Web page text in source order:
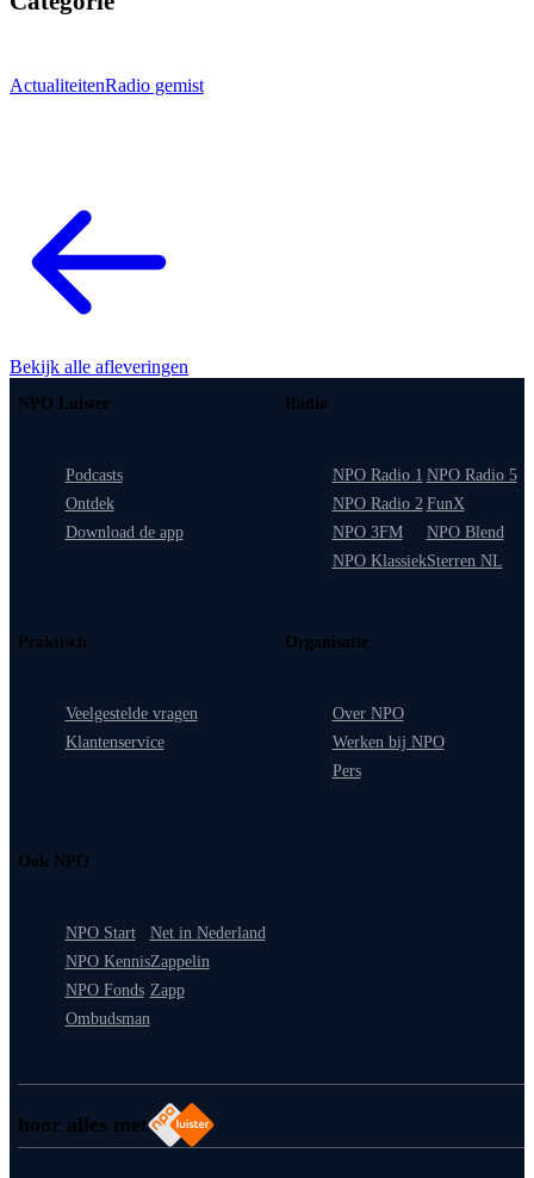
ActualiteitenRadio gemist
Bekijk alle afleveringen
hoor alles met
NPO Luister
Podcasts
Ontdek
Download de app
Radio
NPO Radio 1
NPO Radio 2
NPO 3FM
NPO Klassiek
NPO Radio 5
FunX
NPO Blend
Sterren NL
Praktisch
Veelgestelde vragen
Klantenservice
Organisatie
Over NPO
Werken bij NPO
Pers
Ook NPO
NPO Start
NPO Kennis
NPO Fonds
Ombudsman
Net in Nederland
Zappelin
Zapp